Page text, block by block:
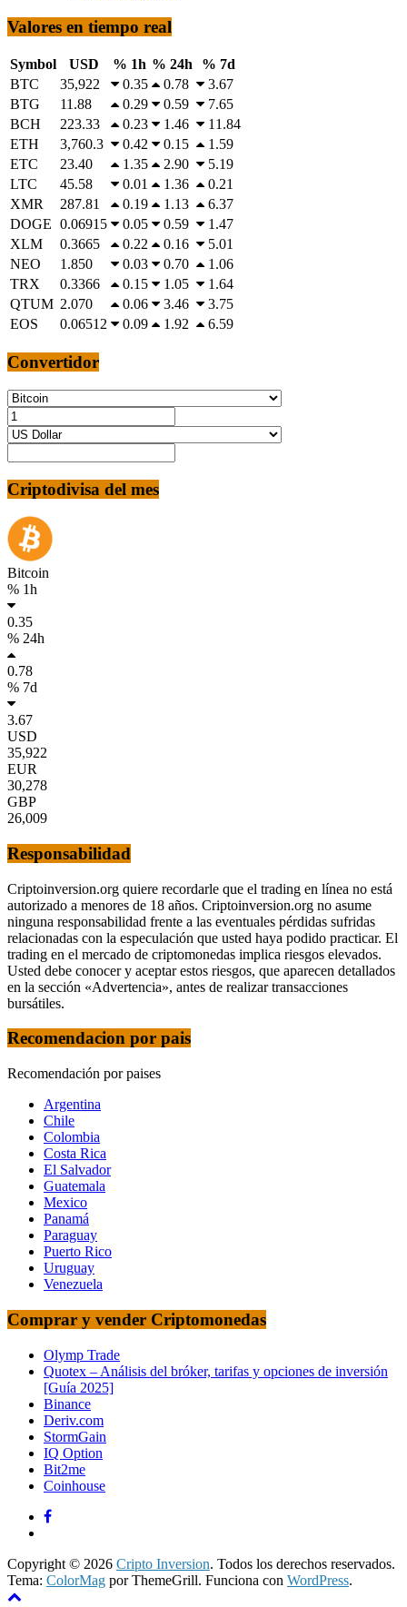
Valores en tiempo real
Symbol USD % 1h % 24h
% 7d
BTC
35,922 0.35 0.78
3.67
BTG
11.88 0.29 0.59
7.65
BCH
223.33 0.23 1.46
11.84
ETH
3,760.3 0.42 0.15
1.59
ETC
23.40 1.35 2.90
5.19
LTC
45.58 0.01 1.36
0.21
XMR
287.81 0.19 1.13
6.37
DOGE 0.06915 0.05 0.59
1.47
XLM
0.3665 0.22 0.16
5.01
NEO
1.850 0.03 0.70
1.06
TRX
0.3366 0.15 1.05
1.64
QTUM 2.070 0.06 3.46
3.75
EOS
0.06512 0.09 1.92 6.59
Convertidor
Criptodivisa del mes
Bitcoin
% 1h
0.35
% 24h
0.78
% 7d
3.67
USD
35,922
EUR
30,278
GBP
26,009
Responsabilidad
Criptoinversion.org quiere recordarle que el trading en línea no está
autorizado a menores de 18 años. Criptoinversion.org no asume
ninguna responsabilidad frente a las eventuales pérdidas sufridas
relacionadas con la especulación que usted haya podido practicar. El
trading en el mercado de criptomonedas implica riesgos elevados.
Usted debe conocer y aceptar estos riesgos, que aparecen detallados
en la sección «Advertencia», antes de realizar transacciones
bursátiles.
Recomendacion por pais
Recomendación por paises
Argentina
Chile
Colombia
Costa Rica
El Salvador
Guatemala
Mexico
Panamá
Paraguay
Puerto Rico
Uruguay
Venezuela
Comprar y vender Criptomonedas
Olymp Trade
Quotex – Análisis del bróker, tarifas y opciones de inversión
[Guía 2025]
Binance
Deriv.com
StormGain
IQ Option
Bit2me
Coinhouse
Copyright © 2026 Cripto Inversion. Todos los derechos reservados.
Tema: ColorMag por ThemeGrill. Funciona con WordPress.